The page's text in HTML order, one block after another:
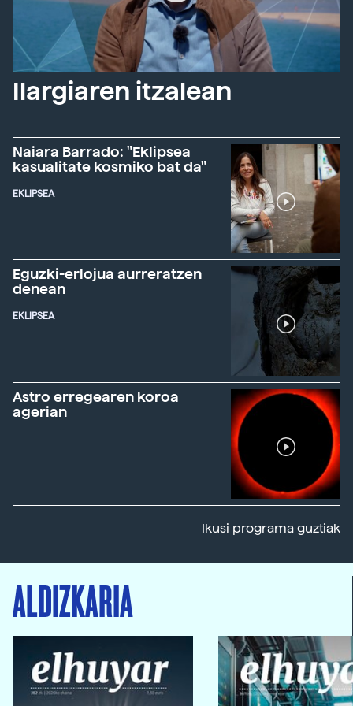
Ilargiaren itzalean
Naiara Barrado: "Eklipsea
kasualitate kosmiko bat da"
EKLIPSEA
Eguzki-erlojua aurreratzen
denean
EKLIPSEA
Astro erregearen koroa
agerian
Ikusi programa guztiak
ALDIZKARIA